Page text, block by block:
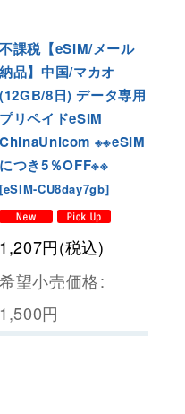
不課税【eSIM/メール
納品】中国/マカオ
(12GB/8日) データ専用
プリペイドeSIM
ChinaUnicom ※※eSIM
につき5％OFF※※
[eSIM-CU8day7gb]
1,207円(税込)
希望小売価格:
1,500円